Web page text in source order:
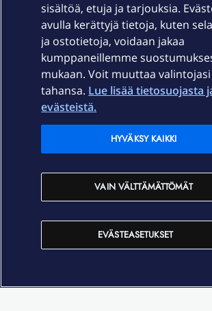
Palvelut
Ajankohtaista
Elisa Oyj
In English
sisältöä, etuja ja tarjouksia.
avulla kerättyjä tietoja, kuten
ja ostotietoja, voidaan jakaa
kumppaneillemme
mukaan. Voit muuttaa
tahansa. Lue lisää tietosuojasta
evästeistä.
EVÄSTEASETUKSET
VAIN VÄLTTÄMÄTTÖMÄT
HYVÄKSY KAIKKI